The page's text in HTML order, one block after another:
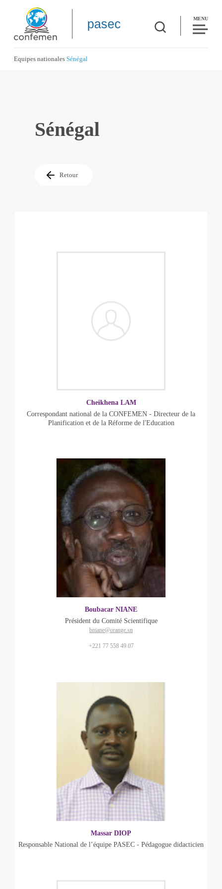
pasec MENU
Equipes nationales Sénégal
Sénégal
Retour
Cheikhena LAM
Correspondant national de la CONFEMEN - Directeur de la
Planification et de la Réforme de l'Education
Boubacar NIANE
Président du Comité Scientifique
bniane@orange.sn
+221 77 558 49 07
Massar DIOP
Responsable National de l’équipe PASEC - Pédagogue didacticien